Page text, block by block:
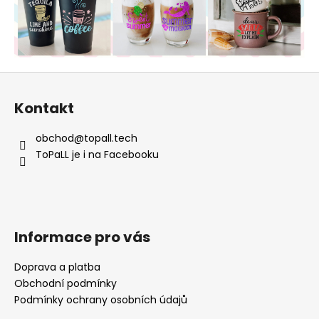
Z
Kontakt
obchod@topall.tech
ToPaLL je i na Facebooku
Informace pro vás
Doprava a platba
Obchodní podmínky
Podmínky ochrany osobních údajů